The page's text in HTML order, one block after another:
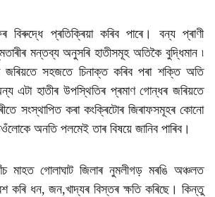
বিৰুদ্ধে প্ৰতিক্ৰিয়া কৰিব পাৰে। বন্য প্ৰাণী
মন্তব্য অনুসৰি হাতীসমূহ অতিকৈ বুদ্ধিমান ৷
জৰিয়তে সহজতে চিনাক্ত কৰিব পৰা শক্তি অতি
এটা হাতীৰ উপস্থিতিৰ প্ৰমাণ গোন্ধৰ জৰিয়তে
সংস্থাপিত কৰা কংক্ৰিটোৰ জিৰাফসমূহৰ কোনো
অনতি পলমেই তাৰ বিষয়ে জানিব পাৰিব।
মাহত গোলাঘাট জিলাৰ নুমলীগড় মৰঙি অঞ্চলত
কৰি ধন, জন,খাদ্যৰ বিস্তৰ ক্ষতি কৰিছে। কিন্তু